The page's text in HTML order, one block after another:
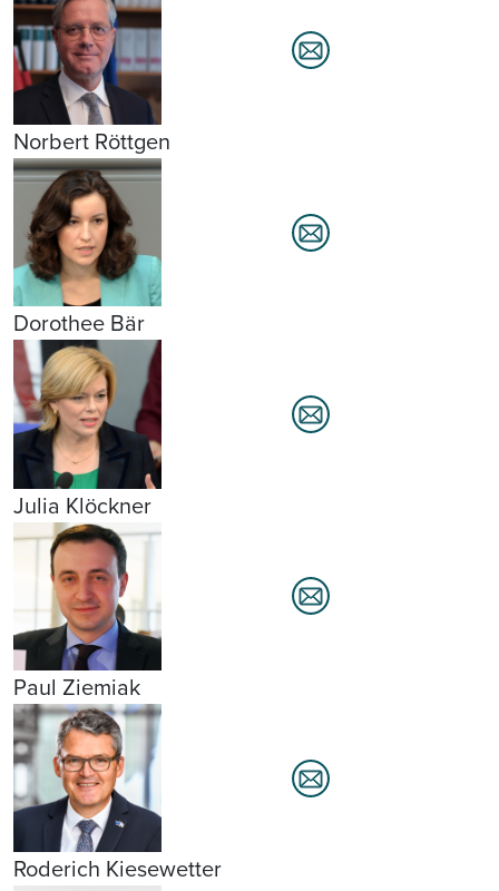
Norbert Röttgen
Dorothee Bär
Julia Klöckner
Paul Ziemiak
Roderich Kiesewetter